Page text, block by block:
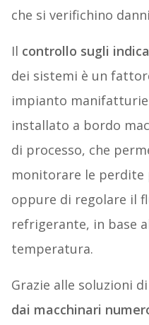
che si verifichino
Il controllo sugli
dei sistemi è un
impianto
installato a bordo
di processo, che
monitorare le perdite
oppure di regolare il
refrigerante, in base
temperatura.
Grazie alle soluzioni
dai macchinari